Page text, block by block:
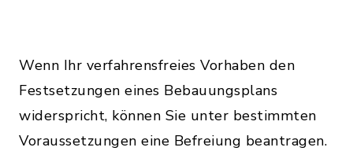
Wenn Ihr verfahrensfreies Vorhaben den
Festsetzungen eines Bebauungsplans
widerspricht, können Sie unter bestimmten
Voraussetzungen eine Befreiung beantragen.